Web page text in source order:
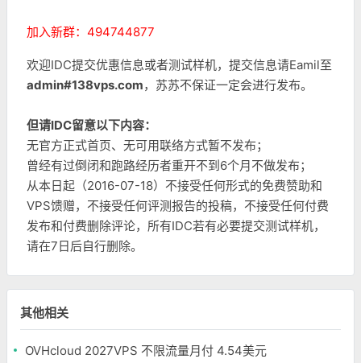
加入新群：494744877
欢迎IDC提交优惠信息或者测试样机，提交信息请Eamil至
admin#138vps.com，苏苏不保证一定会进行发布。
但请IDC留意以下内容：
无官方正式首页、无可用联络方式暂不发布；
曾经有过倒闭和跑路经历者重开不到6个月不做发布；
从本日起（2016-07-18）不接受任何形式的免费赞助和
VPS馈赠，不接受任何评测报告的投稿，不接受任何付费
发布和付费删除评论，所有IDC若有必要提交测试样机，
请在7日后自行删除。
其他相关
OVHcloud 2027VPS 不限流量月付 4.54美元